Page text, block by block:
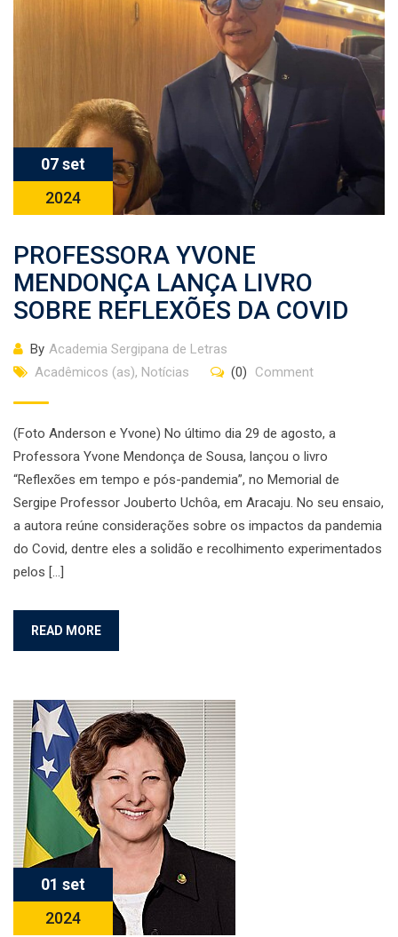
07 set
2024
PROFESSORA YVONE
MENDONÇA LANÇA LIVRO
SOBRE REFLEXÕES DA COVID
By Academia Sergipana de Letras
Acadêmicos (as), Notícias (0) Comment
(Foto Anderson e Yvone) No último dia 29 de agosto, a
Professora Yvone Mendonça de Sousa, lançou o livro
“Reflexões em tempo e pós-pandemia”, no Memorial de
Sergipe Professor Jouberto Uchôa, em Aracaju. No seu ensaio,
a autora reúne considerações sobre os impactos da pandemia
do Covid, dentre eles a solidão e recolhimento experimentados
pelos […]
READ MORE
01 set
2024